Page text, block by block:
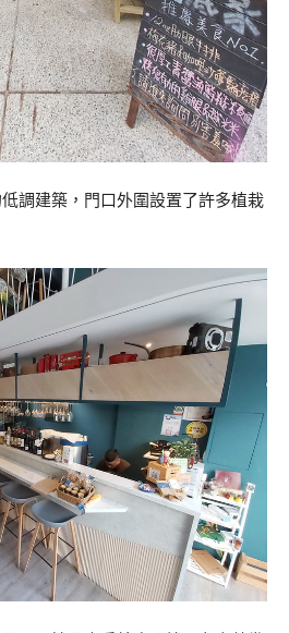
調建築，門口外圍設置了許多植栽